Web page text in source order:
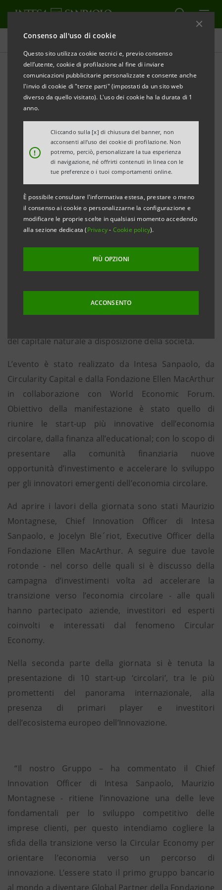
Consenso all'uso di cookie
Questo sito utilizza cookie tecnici e, previo consenso
dell’utente, cookie di profilazione al fine di inviare
comunicazioni pubblicitarie personalizzate e consente anche
l'invio di cookie di "terze parti" (impostati da un sito web
diverso da quello visitato). L'uso dei cookie ha la durata di 1
anno.
!
Cliccando sulla [x] di chiusura del banner, non
acconsenti all’uso dei cookie di profilazione. Non
potremo, perciò, personalizzare la tua esperienza
di navigazione, né offrirti contenuti in linea con le
tue preferenze o i tuoi comportamenti online.
È possibile consultare l'informativa estesa, prestare o meno
il consenso ai cookie o personalizzarne la configurazione e
modificare le proprie scelte in qualsiasi momento accedendo
alla sezione dedicata (Privacy- Cookie policy).
PIÙ OPZIONI
ACCONSENTO
Comunicati stampa
STAMPA AGGIORNA
A LONDRA LA STARTUP INITIATIVE DI INTESA
SANPAOLO DEDICATA ALLA CIRCURAL ECONOMY
hanno partecipato il Chief Innovation Officer,
Maurizio Montagnese, e l’Executive Officer della
Fondazione Ellen MacArthur, Jocelyn Blériot
• Presentate alla comunità finanziaria dieci
giovani imprese internazionali che hanno deciso di
sviluppare l’economia circolare in diversi ambiti
del capitale naturale a disposizione della società.
L’evento è stato realizzato da Intesa Sanpaolo, da
Circularity Capital e dalla Fondazione Ellen MacArthur
in collaborazione con World Economic Forum.
Obiettivo della manifestazione è stato quello di
riunire le start-up più innovative dell’economia
circolare, dalla finanza all’educational; con lo scopo di
presentare alla comunità finanziaria nuove
opportunità d’investimento e accelerare lo sviluppo
per gli innovatori emergenti dell’economia circolare.
Ad aprire i lavori della giornata sono stati Maurizio
Montagnese, Chief Innovation Officer di Intesa
Sanpaolo, e Jocelyn Ble´riot, Executive Officer della
Fondazione Ellen MacArthur. A seguire due tavole
rotonde - nel corso delle quali si è discusso della
campagna d’investimenti volta ad accelerare la
transizione verso l’economia circolare - alle quali
hanno partecipato aziende, investitori ed esperti
coinvolti e interessati dal fenomeno Circular
Economy.
Nella seconda parte della giornata si è tenuta la
presentazione di 10 start-up ‘circolari’, tra le più
promettenti del panorama internazionale, alla
presenza di primari player e investitori
dell’ecosistema europeo dell’Innovazione.
“Il nostro Gruppo – ha commentato il Chief
Innovation Officer di Intesa Sanpaolo, Maurizio
Montagnese - ritiene l’innovazione una delle leve
fondamentali per lo sviluppo competitivo delle
imprese clienti, per questo intendiamo cogliere la
sfida della transizione verso la Circular Economy per
orientare l’economia verso un percorso di
innovazione. L’essere stato il primo gruppo bancario
al mondo a diventare Global Partner della Fondazione